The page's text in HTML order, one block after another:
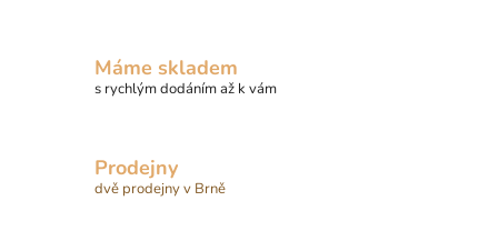
Máme skladem
s rychlým dodáním až k vám
Prodejny
dvě prodejny v Brně